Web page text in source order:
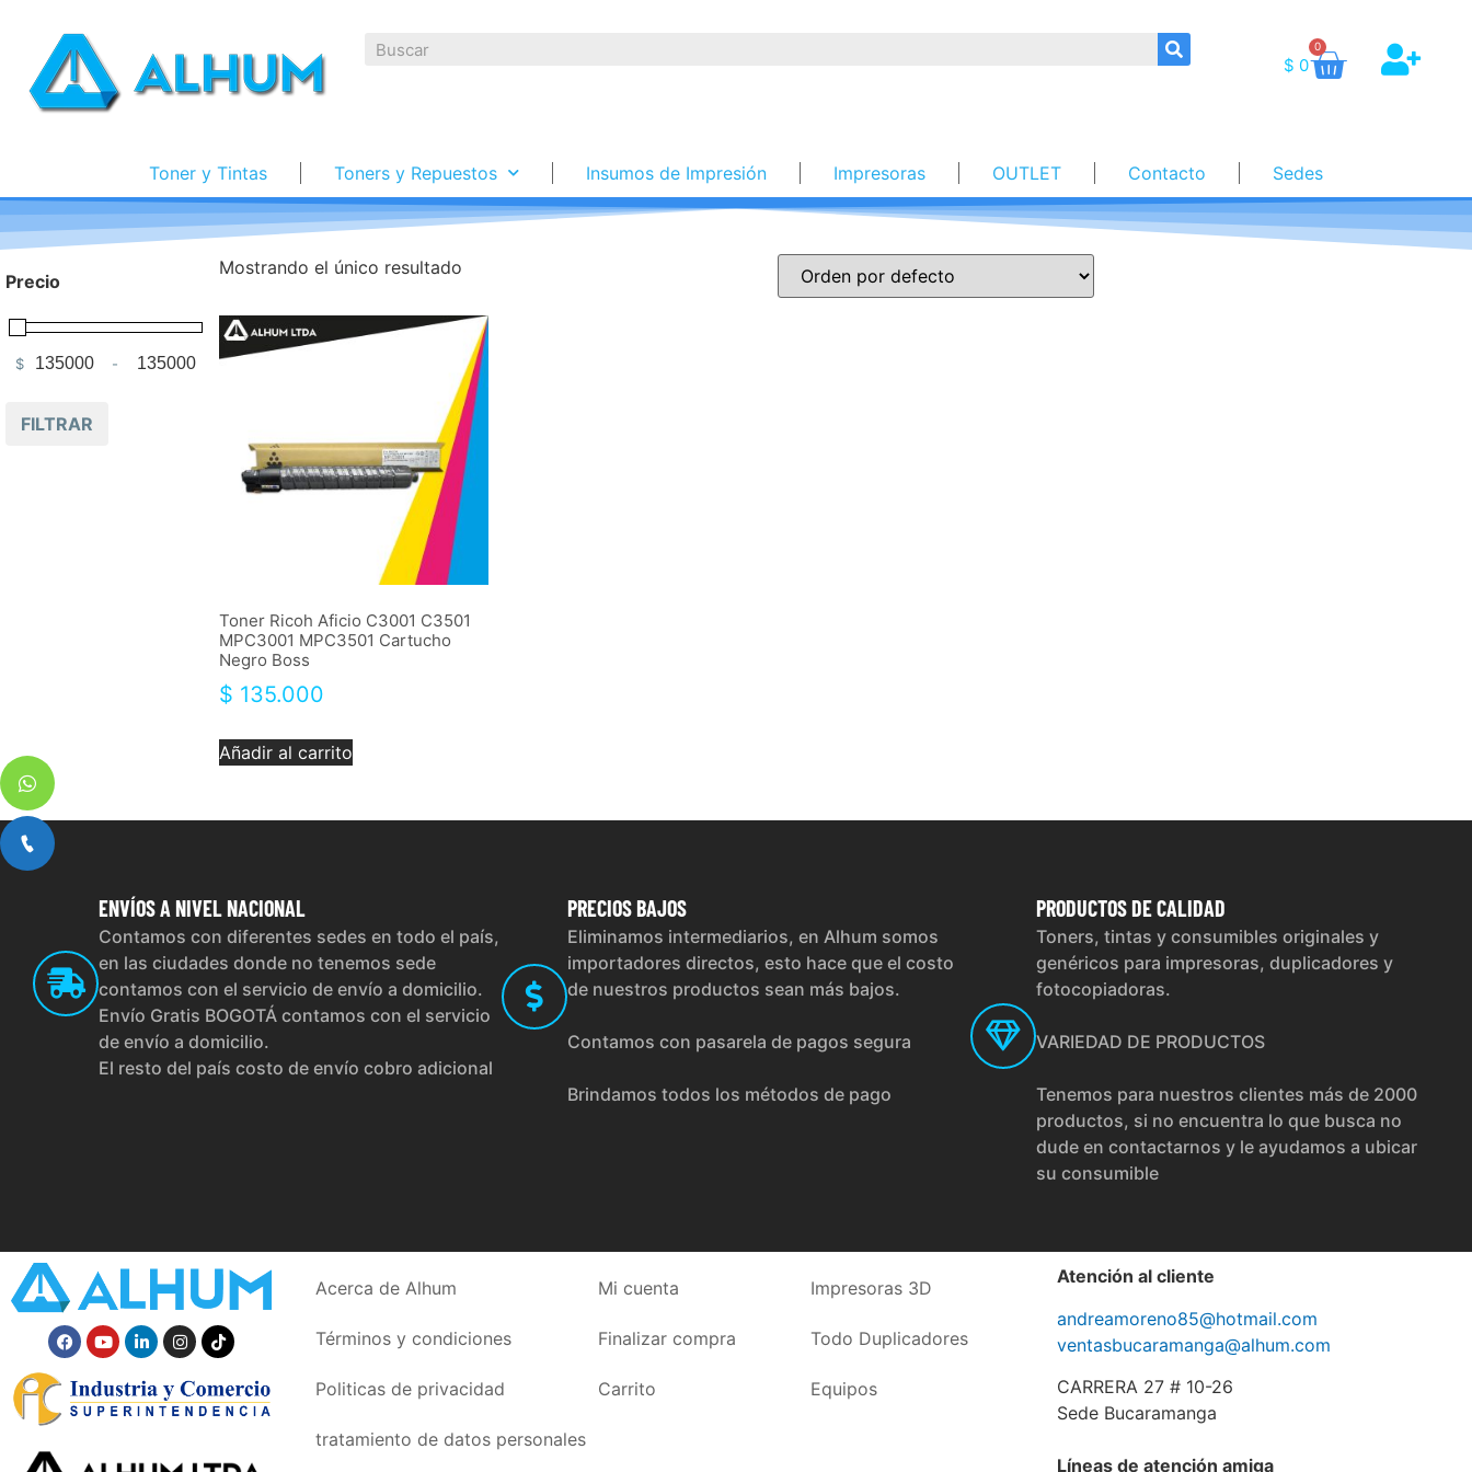
$ 0
0
Toner y Tintas Toners y Repuestos Insumos de Impresión Impresoras OUTLET Contacto Sedes
Precio
$ Minimum Price
-Maximum Price
FILTRAR
Mostrando el único resultado
Toner Ricoh Aficio C3001 C3501
MPC3001 MPC3501 Cartucho
Negro Boss
$ 135.000
Añadir al carrito
ENVÍOSA NIVEL NACIONAL
Contamos con diferentes sedes en todo el país,
en las ciudades donde no tenemos sede
contamos con el servicio de envío a domicilio.
Envío Gratis BOGOTÁ contamos con el servicio
de envío a domicilio.
El resto del país costo de envío cobro adicional
PRECIOSBAJOS
Eliminamos intermediarios, en Alhum somos
importadores directos, esto hace que el costo
de nuestros productos sean más bajos.
Contamos con pasarela de pagos segura
Brindamos todos los métodos de pago
PRODUCTOSDE CALIDAD
Toners, tintas y consumibles originales y
genéricos para impresoras, duplicadores y
fotocopiadoras.
VARIEDAD DE PRODUCTOS
Tenemos para nuestros clientes más de 2000
productos, si no encuentra lo que busca no
dude en contactarnos y le ayudamos a ubicar
su consumible
Acerca de Alhum
Términos y condiciones
Politicas de privacidad
tratamiento de datos personales
Mi cuenta
Finalizar compra
Carrito
Impresoras 3D
Todo Duplicadores
Equipos
Atención al cliente
andreamoreno85@hotmail.com
ventasbucaramanga@alhum.com
CARRERA 27 # 10-26
Sede Bucaramanga
Líneas de atención amiga